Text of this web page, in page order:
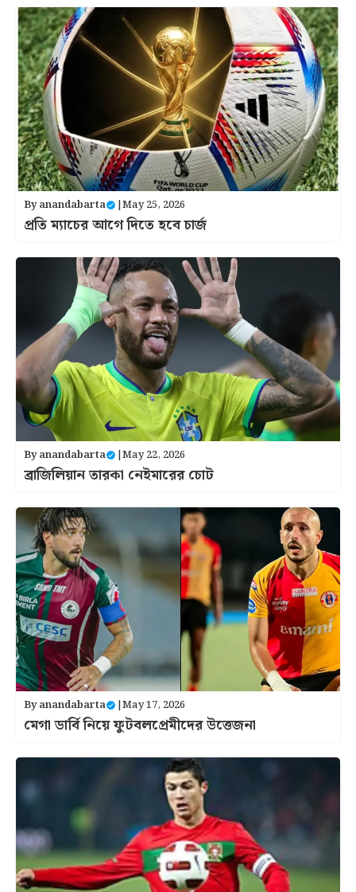
Byanandabarta |May 25, 2026
প্রতি ম্যাচের আগে দিতে হবে চার্জ
Byanandabarta |May 22, 2026
ব্রাজিলিয়ান তারকা নেইমারের চোট
Byanandabarta |May 17, 2026
মেগা ডার্বি নিয়ে ফুটবলপ্রেমীদের উত্তেজনা